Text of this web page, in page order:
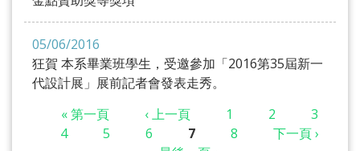
05/06/2016
狂賀 本系畢業班學生，受邀參加「2016第35屆新一
代設計展」展前記者會發表走秀。
« 第一頁 ‹ 上一頁 1 2
3
4
5 6 7 8
下一頁 ›